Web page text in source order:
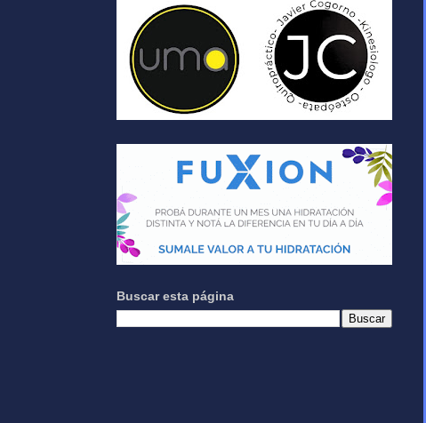
Buscar esta página